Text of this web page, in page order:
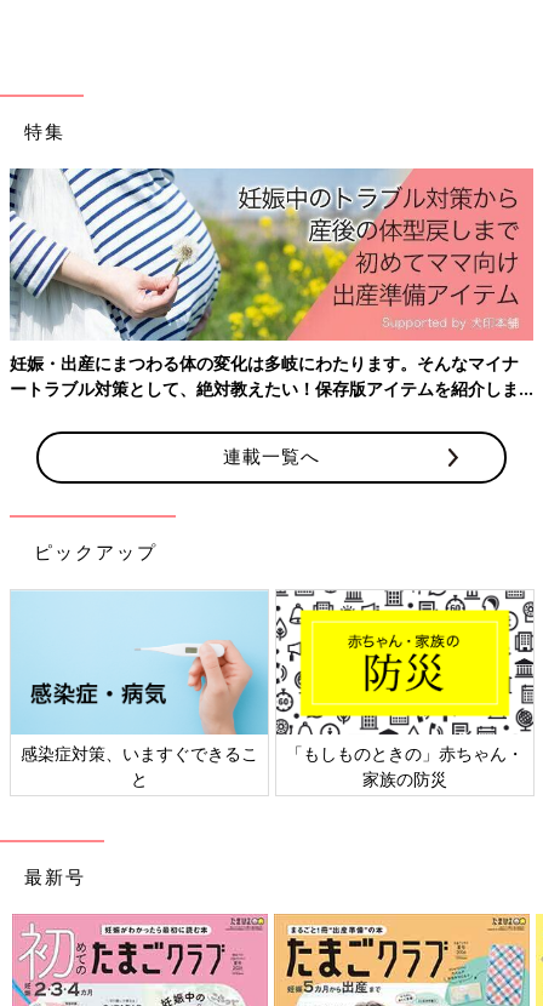
特集
産後はお世話で大忙し、出産前にそろえておきたいアイテム、知っ
ておきたいことをわかりやすく紹介！
連載一覧へ
ピックアップ
日本外来小児科学会リーフレッ
ト検討会
六星占術 細木かおりさんの人生
相談
最新号